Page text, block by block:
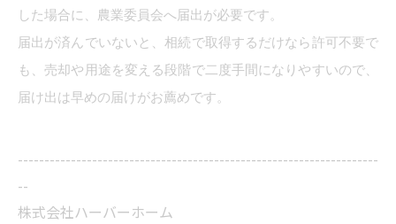
した場合に、農業委員会へ届出が必要です。
届出が済んでいないと、相続で取得するだけなら許可不要で
も、売却や用途を変える段階で二度手間になりやすいので、
届け出は早めの届けがお薦めです。
--------------------------------------------------------------------
--
株式会社ハーバーホーム